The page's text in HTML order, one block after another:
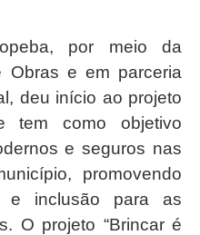
por meio da
Obras e em parceria
deu início ao projeto
tem como objetivo
e seguros nas
promovendo
e inclusão para as
O projeto “Brincar é